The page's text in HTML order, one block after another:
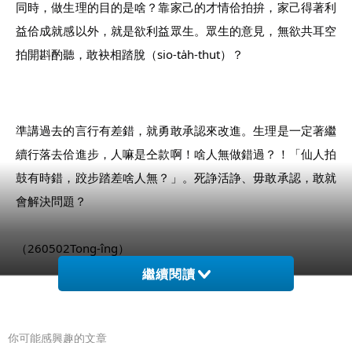
同時，做生理的目的是啥？靠家己的才情佮拍拚，家己得著利
益佮成就感以外，就是欲利益眾生。眾生的意見，無欲共耳空
拍開斟酌聽，敢袂相踏脫（sio-ta̍h-thut）？
準講過去的言行有差錯，就勇敢承認來改進。生理是一定著繼
續行落去佮進步，人嘛是仝款啊！啥人無做錯過？！「仙人拍
鼓有時錯，跤步踏差啥人無？」。死諍活諍、毋敢承認，敢就
會解決問題？
（260502Tong-îng）
繼續閱讀
你可能感興趣的文章